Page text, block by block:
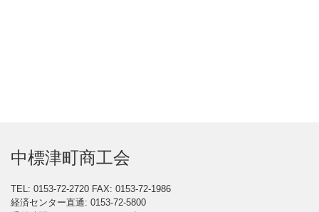
中標津町商工会
TEL: 0153-72-2720 FAX: 0153-72-1986
経済センター直通: 0153-72-5800